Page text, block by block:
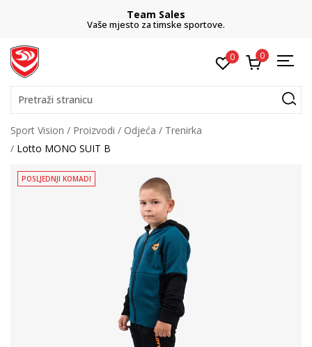
Team Sales
Vaše mjesto za timske sportove.
0 0
Pretraži stranicu
Sport Vision Proizvodi Odjeća
Trenirka
Lotto MONO SUIT B
POSLJEDNJI KOMADI